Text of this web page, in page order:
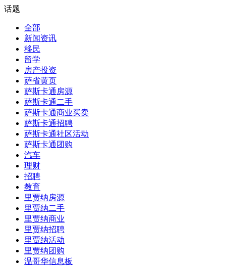
话题
全部
新闻资讯
移民
留学
房产投资
萨省黄页
萨斯卡通房源
萨斯卡通二手
萨斯卡通商业买卖
萨斯卡通招聘
萨斯卡通社区活动
萨斯卡通团购
汽车
理财
招聘
教育
里贾纳房源
里贾纳二手
里贾纳商业
里贾纳招聘
里贾纳活动
里贾纳团购
温哥华信息板